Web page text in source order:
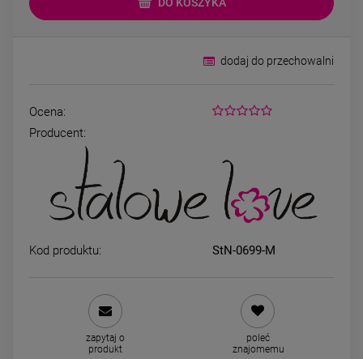
Bransoletka STAL
49,00 zł
DO KOSZYKA
Naszyjnik PREMIUM STAL
CHIRURGICZNA jasne
89,00 zł
DO KOSZYKA
dodaj do przechowalni
Ocena:
Producent:
Kod produktu: StN-0699-M
zapytaj o
produkt
poleć
znajomemu